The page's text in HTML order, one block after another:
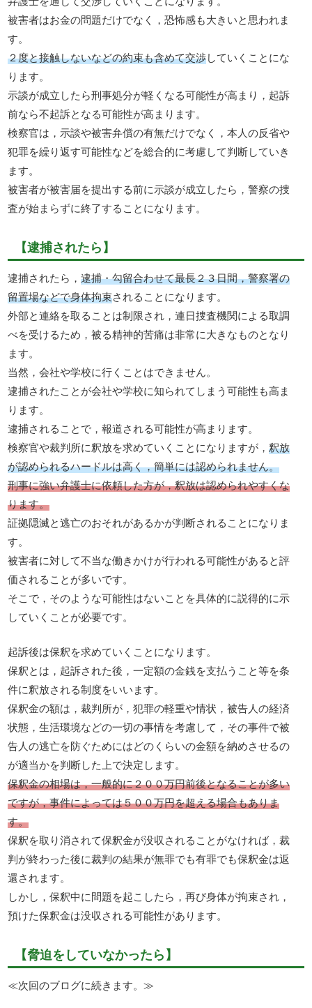
被害者はお金の問題だけでなく，恐怖感も大きいと思われま
す。
２度と接触しないなどの約束も含めて交渉していくことにな
ります。
示談が成立したら刑事処分が軽くなる可能性が高まり，起訴
前なら不起訴となる可能性が高まります。
検察官は，示談や被害弁償の有無だけでなく，本人の反省や
犯罪を繰り返す可能性などを総合的に考慮して判断していき
ます。
被害者が被害届を提出する前に示談が成立したら，警察の捜
査が始まらずに終了することになります。
【逮捕されたら】
逮捕されたら，逮捕・勾留合わせて最長２３日間，警察署の
留置場などで身体拘束されることになります。
外部と連絡を取ることは制限され，連日捜査機関による取調
べを受けるため，被る精神的苦痛は非常に大きなものとなり
ます。
当然，会社や学校に行くことはできません。
逮捕されたことが会社や学校に知られてしまう可能性も高ま
ります。
逮捕されることで，報道される可能性が高まります。
検察官や裁判所に釈放を求めていくことになりますが，釈放
が認められるハードルは高く，簡単には認められません。
刑事に強い弁護士に依頼した方が，釈放は認められやすくな
ります。
証拠隠滅と逃亡のおそれがあるかが判断されることになりま
す。
被害者に対して不当な働きかけが行われる可能性があると評
価されることが多いです。
そこで，そのような可能性はないことを具体的に説得的に示
していくことが必要です。
起訴後は保釈を求めていくことになります。
保釈とは，起訴された後，一定額の金銭を支払うこと等を条
件に釈放される制度をいいます。
保釈金の額は，裁判所が，犯罪の軽重や情状，被告人の経済
状態，生活環境などの一切の事情を考慮して，その事件で被
告人の逃亡を防ぐためにはどのくらいの金額を納めさせるの
が適当かを判断した上で決定します。
保釈金の相場は，一般的に２００万円前後となることが多い
ですが，事件によっては５００万円を超える場合もありま
す。
保釈を取り消されて保釈金が没収されることがなければ，裁
判が終わった後に裁判の結果が無罪でも有罪でも保釈金は返
還されます。
しかし，保釈中に問題を起こしたら，再び身体が拘束され，
預けた保釈金は没収される可能性があります。
【脅迫をしていなかったら】
≪次回のブログに続きます。≫